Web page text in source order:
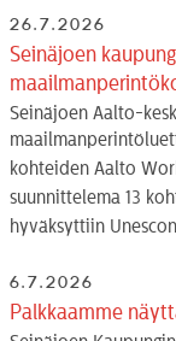
26.7.2026
Seinäjoen
Seinäjoen Aalto-
kohteiden Aalto
suunnittelema 13
hyväksyttiin
6.7.2026
Palkkaamme